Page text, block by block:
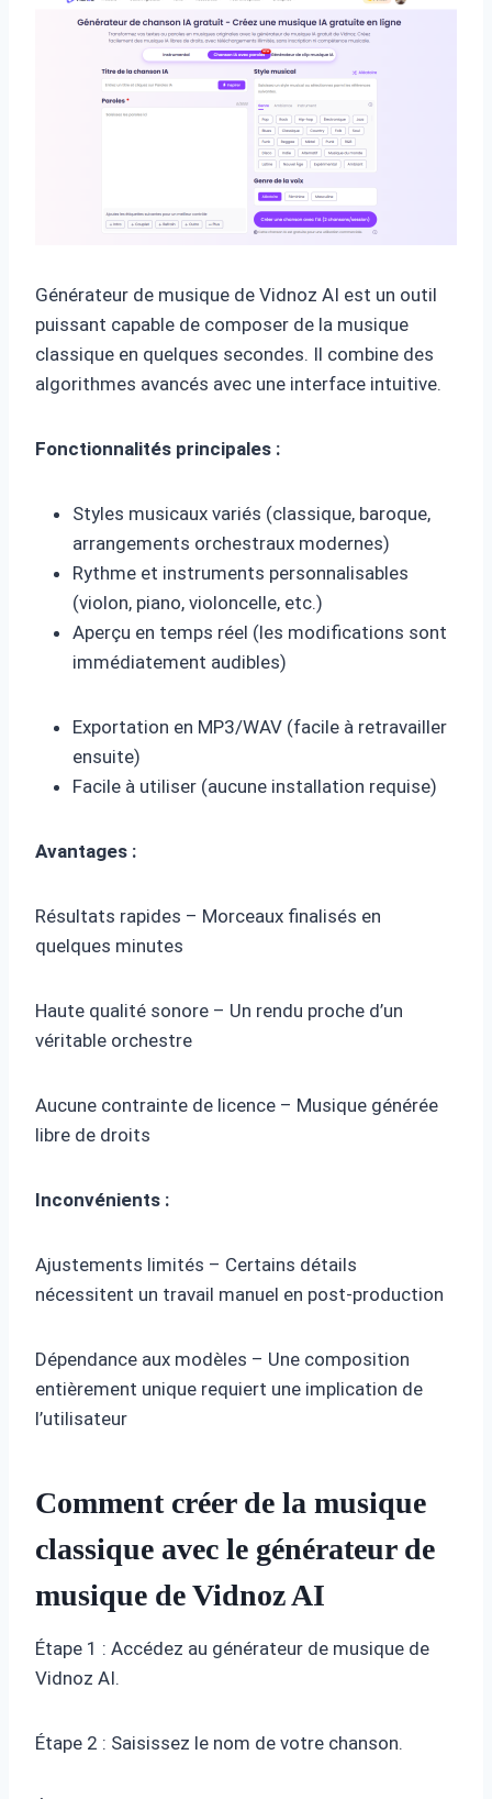
Générateur de musique de Vidnoz AI est un outil
puissant capable de composer de la musique
classique en quelques secondes. Il combine des
algorithmes avancés avec une interface intuitive.
Fonctionnalités principales :
Styles musicaux variés (classique, baroque,
arrangements orchestraux modernes)
Rythme et instruments personnalisables
(violon, piano, violoncelle, etc.)
Aperçu en temps réel (les modifications sont
immédiatement audibles)
Exportation en MP3/WAV (facile à retravailler
ensuite)
Facile à utiliser (aucune installation requise)
Avantages :
Résultats rapides – Morceaux finalisés en
quelques minutes
Haute qualité sonore – Un rendu proche d’un
véritable orchestre
Aucune contrainte de licence – Musique générée
libre de droits
Inconvénients :
Ajustements limités – Certains détails
nécessitent un travail manuel en post-production
Dépendance aux modèles – Une composition
entièrement unique requiert une implication de
l’utilisateur
Comment créer de la musique
classique avec le générateur de
musique de Vidnoz AI
Étape 1 : Accédez au générateur de musique de
Vidnoz AI.
Étape 2 : Saisissez le nom de votre chanson.